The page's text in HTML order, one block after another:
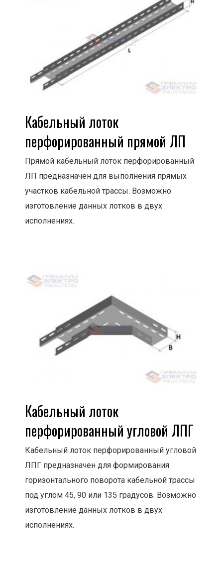
Кабельный лоток
перфорированный прямой ЛП
Прямой кабельный лоток перфорированный
ЛП предназначен для выполнения прямых
участков кабельной трассы. Возможно
изготовление данных лотков в двух
исполнениях.
Кабельный лоток
перфорированный угловой ЛПГ
Кабельный лоток перфорированный угловой
ЛПГ предназначен для формирования
горизонтального поворота кабельной трассы
под углом 45, 90 или 135 градусов. Возможно
изготовление данных лотков в двух
исполнениях.